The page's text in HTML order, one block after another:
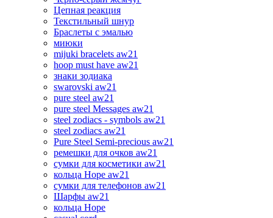
Цепная реакция
Текстильный шнур
Браслеты с эмалью
миюки
mijuki bracelets aw21
hoop must have aw21
знаки зодиака
swarovski aw21
pure steel aw21
pure steel Messages aw21
steel zodiacs - symbols aw21
steel zodiacs aw21
Pure Steel Semi-precious aw21
ремешки для очков aw21
сумки для косметики aw21
кольца Hope aw21
сумки для телефонов aw21
Шарфы aw21
кольца Hope